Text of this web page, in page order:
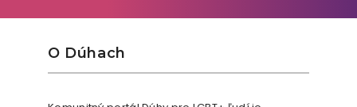
O Dúhach